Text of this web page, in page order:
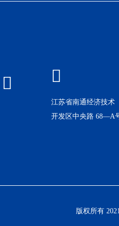
江苏省南通经济技术
开发区中央路 68—A
版权所有